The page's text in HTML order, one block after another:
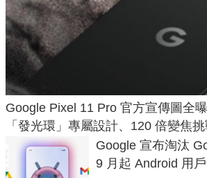
Google Pixel 11 Pro 官方宣傳圖全
「發光環」專屬設計、120 倍變焦
Google 宣布淘汰
9 月起 Android 用